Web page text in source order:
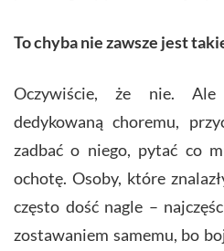
To chyba nie zawsze jest
Oczywiście, że nie.
dedykowaną choremu,
zadbać o niego, pytać co
ochotę. Osoby, które
często dość nagle –
zostawaniem samemu, bo